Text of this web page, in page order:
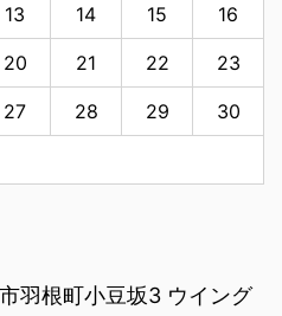
13 14 15 16
20 21 22 23
27 28 29 30
羽根町小豆坂3 ウイング